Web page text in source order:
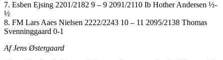
7. Esben Ejsing 2201/2182 9 – 9 2091/2110 Ib Hother Andersen ½-
½
8. FM Lars Aaes Nielsen 2222/2243 10 – 11 2095/2138 Thomas
Svenninggaard 0-1
Af Jens Østergaard